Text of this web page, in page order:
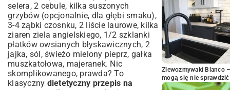
selera, 2 cebule, kilka suszonych
grzybów (opcjonalnie, dla głębi smaku),
3-4 ząbki czosnku, 2 liście laurowe, kilka
ziaren ziela angielskiego, 1/2 szklanki
płatków owsianych błyskawicznych, 2
jajka, sól, świeżo mielony pieprz, gałka
muszkatołowa, majeranek. Nic
skomplikowanego, prawda? To
klasyczny dietetyczny przepis na
Zlewozmywaki Blanco
mogą się nie